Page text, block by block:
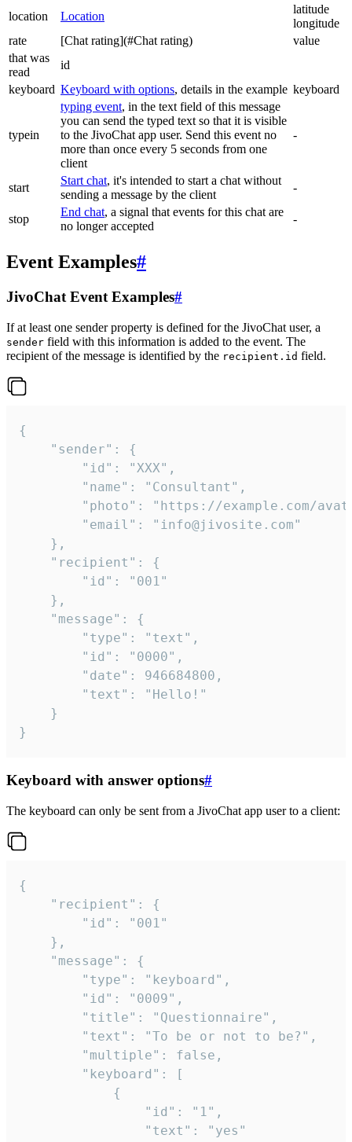
location Location
latitude
longitude
rate
[Chat rating](#Chat rating)
value
that was
read
id
keyboard Keyboard with options, details in the example keyboard
typein
typing event, in the text field of this message
you can send the typed text so that it is visible
to the JivoChat app user. Send this event no
more than once every 5 seconds from one
client
-
start
Start chat, it's intended to start a chat without
sending a message by the client
-
stop
End chat, a signal that events for this chat are
no longer accepted
-
Event Examples#
JivoChat Event Examples#
If at least one sender property is defined for the JivoChat user, a
sender field with this information is added to the event. The
recipient of the message is identified by the recipient.id field.
{
}
Keyboard with answer options#
The keyboard can only be sent from a JivoChat app user to a client:
{